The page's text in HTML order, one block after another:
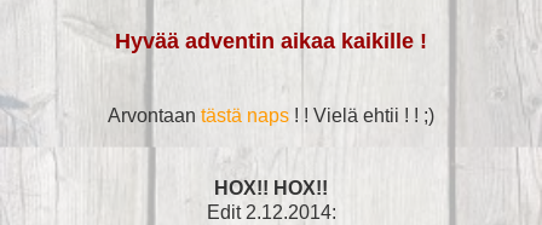
Hyvää adventin aikaa kaikille !
Arvontaan tästä naps ! ! Vielä ehtii ! ! ;)
HOX!! HOX!!
Edit 2.12.2014: